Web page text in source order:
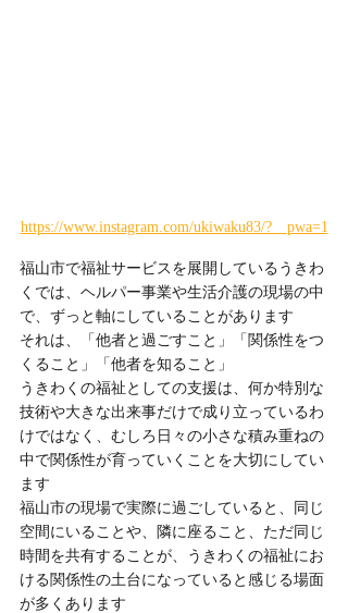
https://www.instagram.com/ukiwaku83/?__pwa=1
福山市で福祉サービスを展開しているうきわ
くでは、ヘルパー事業や生活介護の現場の中
で、ずっと軸にしていることがあります
それは、「他者と過ごすこと」「関係性をつ
くること」「他者を知ること」
うきわくの福祉としての支援は、何か特別な
技術や大きな出来事だけで成り立っているわ
けではなく、むしろ日々の小さな積み重ねの
中で関係性が育っていくことを大切にしてい
ます
福山市の現場で実際に過ごしていると、同じ
空間にいることや、隣に座ること、ただ同じ
時間を共有することが、うきわくの福祉にお
ける関係性の土台になっていると感じる場面
が多くあります